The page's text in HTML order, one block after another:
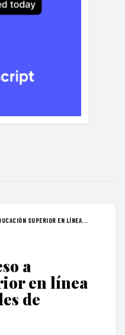
SUPERIOR EN LÍNEA...
a
en línea
de